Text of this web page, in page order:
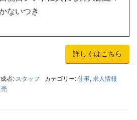
ないつき
詳しくはこちら
者: スタッフ カテゴリー: 仕事, 求人情報